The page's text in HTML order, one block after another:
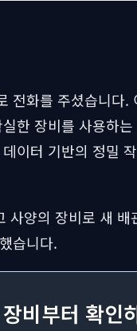
전화를 주셨습니다
한 장비를 사용하
이터 기반의 정밀
사양의 장비로 새
습니다.
비부터 확인